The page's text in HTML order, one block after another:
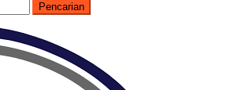
Pencarian